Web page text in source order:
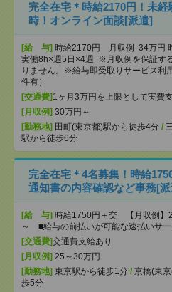
完全在宅＊時給2170円！未
時！オンライン面談[派遣]
[給 与] 時給2170円 月収例 34万円
実働8h×週5日×4週 ※月収例を保証す
りません。※給与即受取りサービス利
件有）
[交通費] 1ヶ月3万円を上限として実費
[月収例] 30万円～
[勤務地] 田町(東京都)駅から徒歩4分 /
駅から徒歩6分
完全在宅＊4名募集！時給
通知書の内容確認など事務[
[給 与] 時給1750円＋交 【月収例】
～ ■給与の前払いが可能な速払いサー
[交通費]交通費支給あり
[月収例] 25～30万円
[勤務地] 東京駅から徒歩1分 / 京橋(東
歩5分